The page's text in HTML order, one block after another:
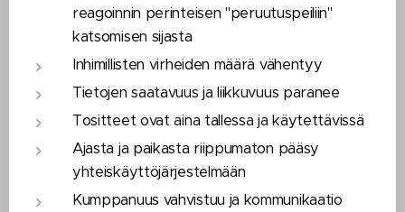
reagoinnin perinteisen "peruutuspeiliin"
katsomisen sijasta
Inhimillisten virheiden määrä vähentyy
Tietojen saatavuus ja liikkuvuus paranee
Tositteet ovat aina tallessa ja käytettävissä
Ajasta ja paikasta riippumaton pääsy
yhteiskäyttöjärjestelmään
Kumppanuus vahvistuu ja kommunikaatio